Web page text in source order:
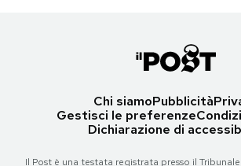
Chi siamoPubblicità
Gestisci le preferenze
Dichiarazione di
Il Post è una testata registrata presso il